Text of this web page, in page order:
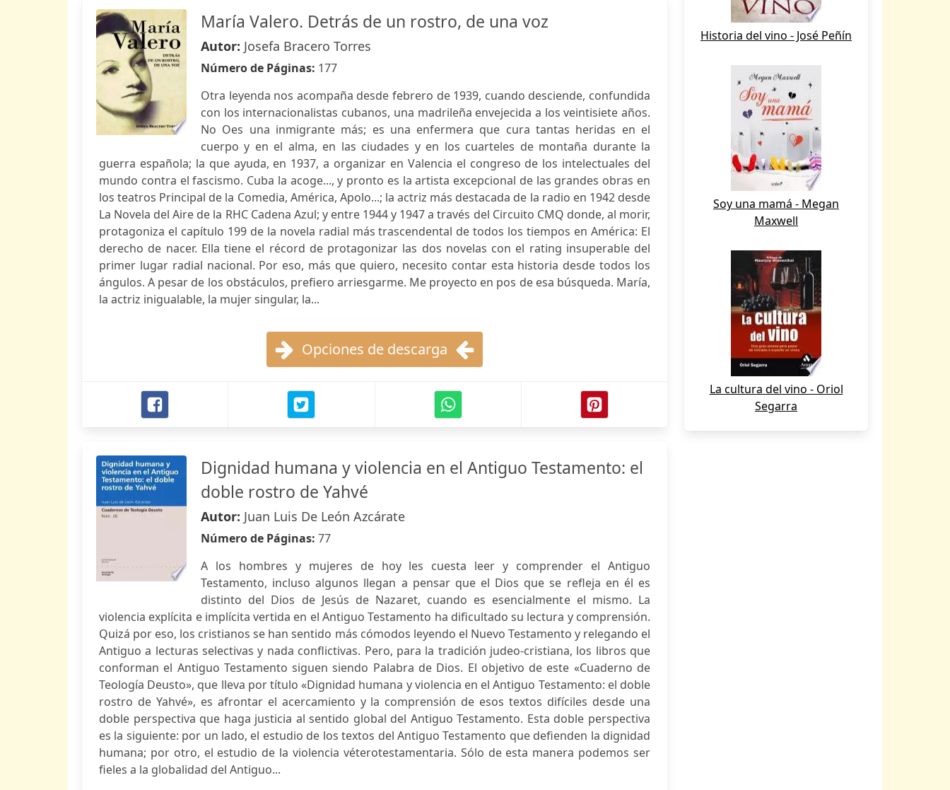
María Valero. Detrás de un rostro, de una voz
Autor: Josefa Bracero Torres
Número de Páginas: 177
Otra leyenda nos acompaña desde febrero de 1939, cuando desciende, confundida
con los internacionalistas cubanos, una madrileña envejecida a los veintisiete años.
No Oes una inmigrante más; es una enfermera que cura tantas heridas en el
cuerpo y en el alma, en las ciudades y en los cuarteles de montaña durante la
guerra española; la que ayuda, en 1937, a organizar en Valencia el congreso de los intelectuales del
mundo contra el fascismo. Cuba la acoge..., y pronto es la artista excepcional de las grandes obras en
los teatros Principal de la Comedia, América, Apolo...; la actriz más destacada de la radio en 1942 desde
La Novela del Aire de la RHC Cadena Azul; y entre 1944 y 1947 a través del Circuito CMQ donde, al morir,
protagoniza el capítulo 199 de la novela radial más trascendental de todos los tiempos en América: El
derecho de nacer. Ella tiene el récord de protagonizar las dos novelas con el rating insuperable del
primer lugar radial nacional. Por eso, más que quiero, necesito contar esta historia desde todos los
ángulos. A pesar de los obstáculos, prefiero arriesgarme. Me proyecto en pos de esa búsqueda. María,
la actriz inigualable, la mujer singular, la...
Opciones de descarga
Dignidad humana y violencia en el Antiguo Testamento: el
doble rostro de Yahvé
Autor: Juan Luis De León Azcárate
Número de Páginas: 77
A los hombres y mujeres de hoy les cuesta leer y comprender el Antiguo
Testamento, incluso algunos llegan a pensar que el Dios que se refleja en él es
distinto del Dios de Jesús de Nazaret, cuando es esencialmente el mismo. La
violencia explícita e implícita vertida en el Antiguo Testamento ha dificultado su lectura y comprensión.
Quizá por eso, los cristianos se han sentido más cómodos leyendo el Nuevo Testamento y relegando el
Antiguo a lecturas selectivas y nada conflictivas. Pero, para la tradición judeo-cristiana, los libros que
conforman el Antiguo Testamento siguen siendo Palabra de Dios. El objetivo de este «Cuaderno de
Teología Deusto», que lleva por título «Dignidad humana y violencia en el Antiguo Testamento: el doble
rostro de Yahvé», es afrontar el acercamiento y la comprensión de esos textos difíciles desde una
doble perspectiva que haga justicia al sentido global del Antiguo Testamento. Esta doble perspectiva
es la siguiente: por un lado, el estudio de los textos del Antiguo Testamento que defienden la dignidad
humana; por otro, el estudio de la violencia véterotestamentaria. Sólo de esta manera podemos ser
fieles a la globalidad del Antiguo...
Historia del vino - José Peñín
Soy una mamá - Megan
Maxwell
La cultura del vino - Oriol
Segarra